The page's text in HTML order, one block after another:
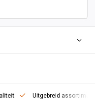
Uitgebreid assortiment